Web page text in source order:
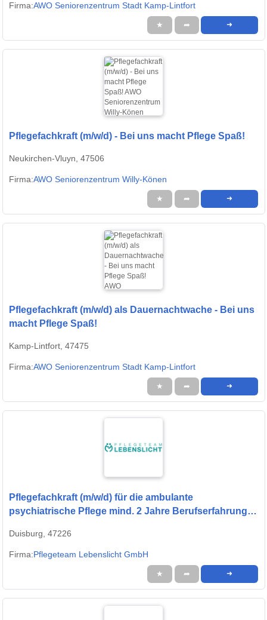
Firma:AWO Seniorenzentrum Stadt Kamp-Lintfort
★ ➦ ➜
Pflegefachkraft (m/w/d) - Bei uns macht Pflege Spaß!
Neukirchen-Vluyn, 47506
Firma:AWO Seniorenzentrum Willy-Könen
★ ➦ ➜
Pflegefachkraft (m/w/d) als Dauernachtwache - Bei uns
macht Pflege Spaß!
Kamp-Lintfort, 47475
Firma:AWO Seniorenzentrum Stadt Kamp-Lintfort
★ ➦ ➜
Pflegefachkraft (m/w/d) für die ambulante
psychiatrische Pflege mind. 2 Jahre Berufserfahrung–
Duisburg, 47226
Firma:Pflegeteam Lebenslicht GmbH
★ ➦ ➜